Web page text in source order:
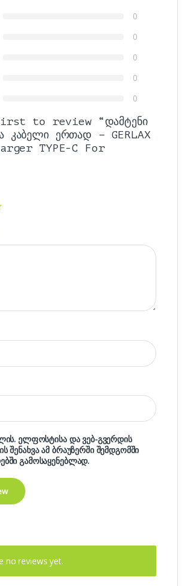
0
0
0
0
0
to review “დამტენი
კაბელი ერთად – GERLAX
TYPE-C For
ელფოსტისა და ვებ-გვერდის
შენახვა ამ ბრაუზერში შემდგომში
გამოსაყენებლად.
no reviews yet.